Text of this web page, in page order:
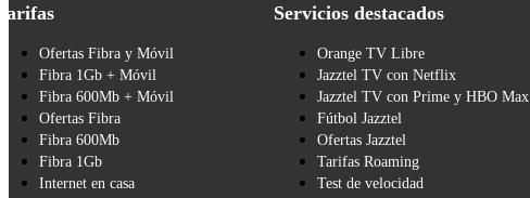
Ofertas Fibra y Móvil
Fibra 1Gb + Móvil
Fibra 600Mb + Móvil
Ofertas Fibra
Fibra 600Mb
Fibra 1Gb
Internet en casa
Servicios destacados
Orange TV Libre
Jazztel TV con Netflix
Jazztel TV con Prime y HBO Max
Fútbol Jazztel
Ofertas Jazztel
Tarifas Roaming
Test de velocidad